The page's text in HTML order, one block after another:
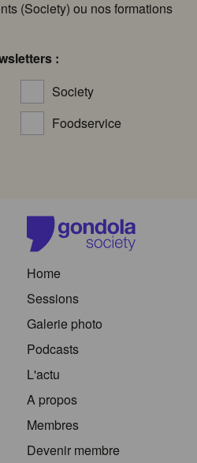
(Society) ou nos formations
:
Society
Foodservice
Home
Sessions
Galerie photo
Podcasts
L'actu
A propos
Membres
Devenir membre